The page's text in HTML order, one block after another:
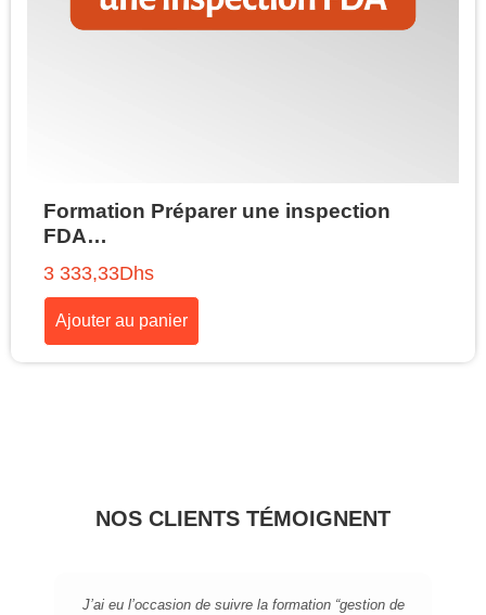
Formation Préparer une inspection
FDA…
3 333,33Dhs
Ajouter au panier
NOS CLIENTS TÉMOIGNENT
J’ai eu l’occasion de suivre la formation “gestion de